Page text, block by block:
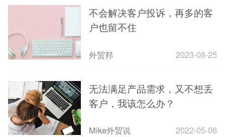
不会解决客户投诉，再多的客
户也留不住
外贸邦 2023-08-25
无法满足产品需求，又不想丢
客户，我该怎么办？
Mike外贸说 2022-05-06